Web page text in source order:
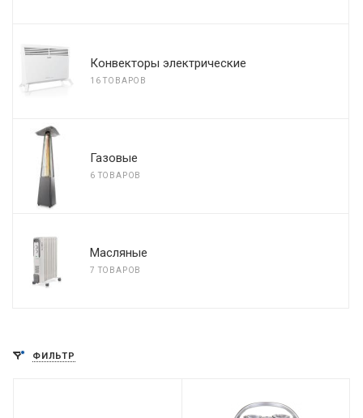
Конвекторы электрические
16 ТОВАРОВ
Газовые
6 ТОВАРОВ
Масляные
7 ТОВАРОВ
ФИЛЬТР